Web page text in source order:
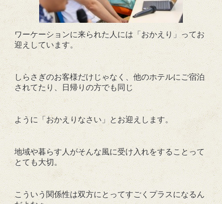
ワーケーションに来られた人には「おかえり」ってお
迎えしています。
しらさぎのお客様だけじゃなく、他のホテルにご宿泊
されてたり、日帰りの方でも同じ
ように「おかえりなさい」とお迎えします。
地域や暮らす人がそんな風に受け入れをすることって
とても大切。
こういう関係性は双方にとってすごくプラスになるん